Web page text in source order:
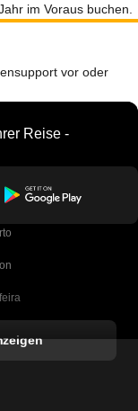
im Voraus buchen.
vor oder
Reise -